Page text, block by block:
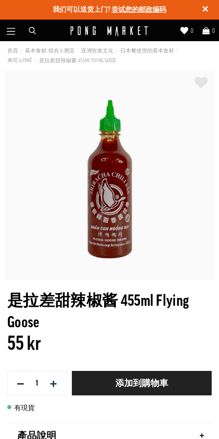
✕
我们可以送货上门?尝试您的邮政编码
0
0
首頁 基本食材, 组合 & 潮流 亚洲饮食文化
日本餐使用的基本食材
寿司 & POKÉ
是拉差甜辣椒酱 455ML FLYING GOOSE
是拉差甜辣椒酱 455ml Flying
Goose
55 kr
− + 添加到購物車
有現貨
產品說明